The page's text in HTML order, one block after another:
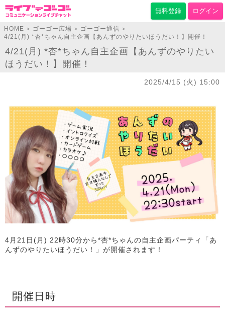
無料登録 ログイン
HOME > ゴーゴー広場 > ゴーゴー通信 >
4/21(月) *杏*ちゃん自主企画【あんずのやりたいほうだい！】開催！
4/21(月) *杏*ちゃん自主企画【あんずのやりたい
ほうだい！】開催！
2025/4/15 (火) 15:00
4月21日(月) 22時30分から*杏*ちゃんの自主企画パーティ「あ
んずのやりたいほうだい！」が開催されます！
開催日時